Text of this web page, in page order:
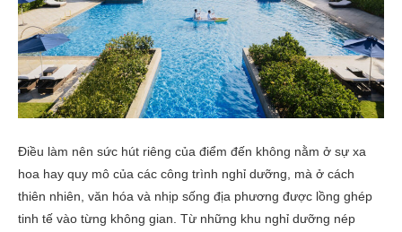
Điều làm nên sức hút riêng của điểm đến không nằm ở sự xa
hoa hay quy mô của các công trình nghỉ dưỡng, mà ở cách
thiên nhiên, văn hóa và nhịp sống địa phương được lồng ghép
tinh tế vào từng không gian. Từ những khu nghỉ dưỡng nép